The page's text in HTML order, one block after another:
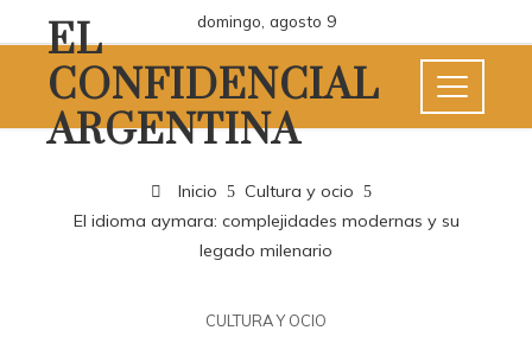
domingo, agosto 9
EL
CONFIDENCIAL
ARGENTINA
Inicio
Cultura y ocio
El idioma aymara: complejidades modernas y su
legado milenario
CULTURA Y OCIO